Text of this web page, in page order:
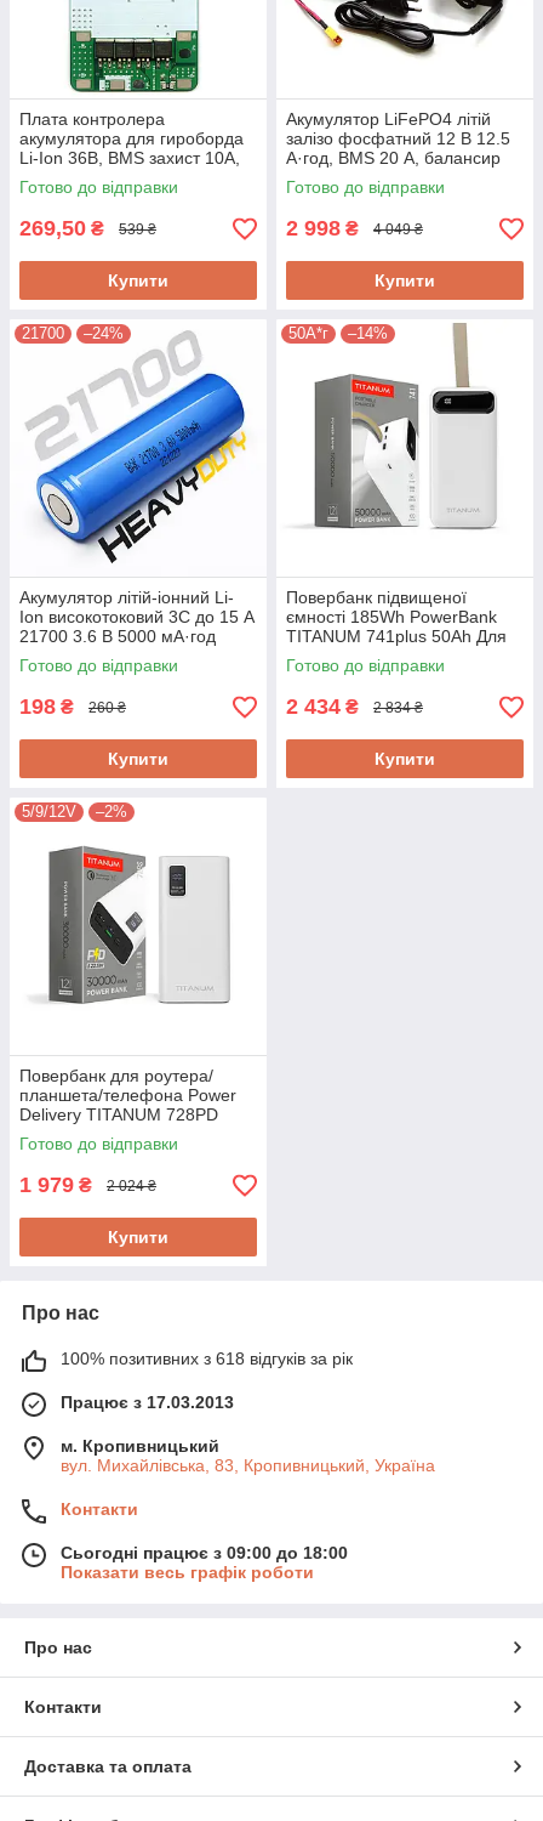
Плата контролера
акумулятора для гироборда
Li-Ion 36В, BMS захист 10А,
балансир NNAT-42. Спец
ціна!
Готово до відправки
269,50 ₴ 539 ₴
Купити
Акумулятор LiFePO4 літій
залізо фосфатний 12 В 12.5
А·год, BMS 20 А, балансир
батарей + зарядний NNAT-
12012500LFP
Готово до відправки
2 998 ₴ 4 049 ₴
Купити
21700 –24%
Акумулятор літій-іонний Li-
Ion високотоковий 3C до 15 А
21700 3.6 В 5000 мА·год
NNAT-N21700CG-50,
РЕАЛЬНА ємність!
Готово до відправки
198 ₴ 260 ₴
Купити
50A*г –14%
Повербанк підвищеної
ємності 185Wh PowerBank
TITANUM 741plus 50Ah Для
телефона/інтернет
обладнання Оригінал!
Готово до відправки
2 434 ₴ 2 834 ₴
Купити
5/9/12V –2%
Повербанк для роутера/
планшета/телефона Power
Delivery TITANUM 728PD
30Ah 5, 9, 12 V. Оригінал!
Готово до відправки
1 979 ₴ 2 024 ₴
Купити
Про нас
100% позитивних з 618 відгуків за рік
Працює з 17.03.2013
м. Кропивницький
вул. Михайлівська, 83, Кропивницький, Україна
Контакти
Сьогодні працює з 09:00 до 18:00
Показати весь графік роботи
Про нас
Контакти
Доставка та оплата